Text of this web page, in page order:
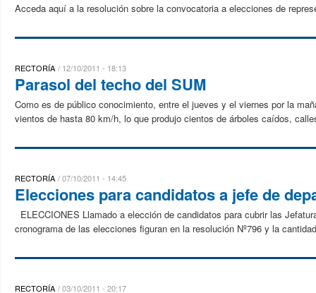
Acceda aquí a la resolución sobre la convocatoria a elecciones de
RECTORÍA 12/10/2011 - 18:13
Parasol del techo del SUM
Como es de público conocimiento, entre el jueves y el viernes por la
vientos de hasta 80 km/h, lo que produjo cientos de árboles caídos,
RECTORÍA 07/10/2011 - 14:45
Elecciones para candidatos a jefe de
ELECCIONES Llamado a elección de candidatos para cubrir las
cronograma de las elecciones figuran en la resolución Nº796 y la
RECTORÍA 03/10/2011 - 20:17